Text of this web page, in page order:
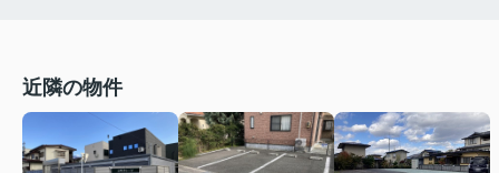
近隣の物件